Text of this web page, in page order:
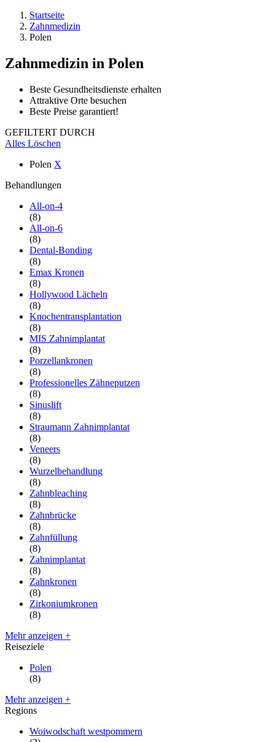
Startseite
Zahnmedizin
Polen
Zahnmedizin in Polen
Beste Gesundheitsdienste erhalten
Attraktive Orte besuchen
Beste Preise garantiert!
GEFILTERT DURCH
Alles Löschen
Polen X
Behandlungen
All-on-4
(8)
All-on-6
(8)
Dental-Bonding
(8)
Emax Kronen
(8)
Hollywood Lächeln
(8)
Knochentransplantation
(8)
MIS Zahnimplantat
(8)
Porzellankronen
(8)
Professionelles Zähneputzen
(8)
Sinuslift
(8)
Straumann Zahnimplantat
(8)
Veneers
(8)
Wurzelbehandlung
(8)
Zahnbleaching
(8)
Zahnbrücke
(8)
Zahnfüllung
(8)
Zahnimplantat
(8)
Zahnkronen
(8)
Zirkoniumkronen
(8)
Mehr anzeigen +
Reiseziele
Polen
(8)
Mehr anzeigen +
Regions
Woiwodschaft westpommern